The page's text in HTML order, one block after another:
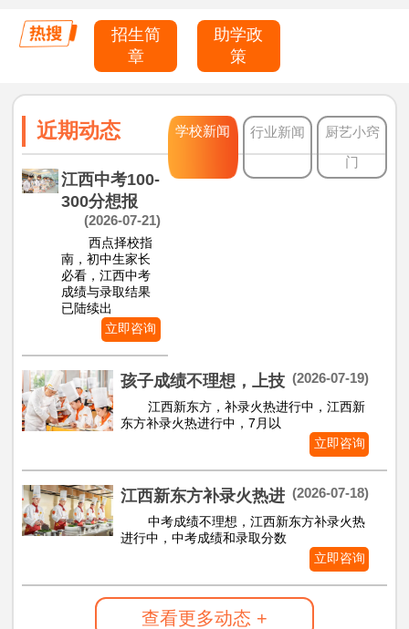
招生简
章
助学政
策
近期动态 学校新闻 行业新闻
厨艺小窍
门
江西中考100-
300分想报
(2026-07-21)
西点择校指
南，初中生家长
必看，江西中考
成绩与录取结果
已陆续出
立即咨询
孩子成绩不理想，上技 (2026-07-19)
江西新东方，补录火热进行中，江西新
东方补录火热进行中，7月以
立即咨询
江西新东方补录火热进 (2026-07-18)
中考成绩不理想，江西新东方补录火热
进行中，中考成绩和录取分数
立即咨询
查看更多动态 +